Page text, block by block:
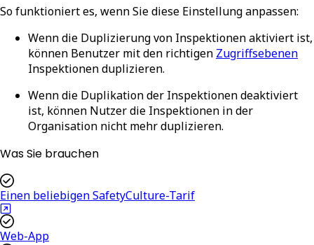
So funktioniert es, wenn Sie diese Einstellung anpassen:
Wenn die Duplizierung von Inspektionen aktiviert ist,
können Benutzer mit den richtigen Zugriffsebenen
Inspektionen duplizieren.
Wenn die Duplikation der Inspektionen deaktiviert
ist, können Nutzer die Inspektionen in der
Organisation nicht mehr duplizieren.
Was Sie brauchen
Einen beliebigen SafetyCulture-Tarif
Web-App